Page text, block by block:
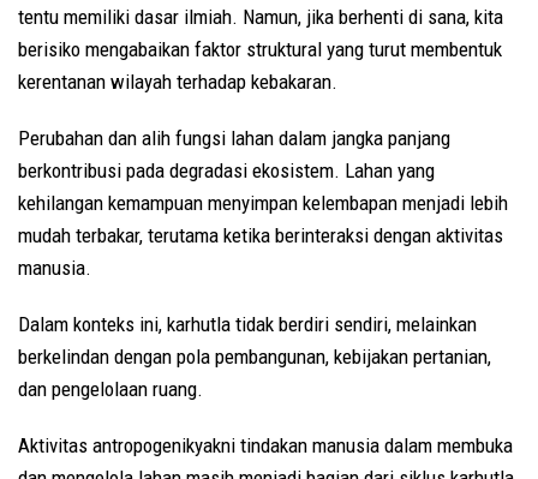
tentu memiliki dasar ilmiah. Namun, jika berhenti di sana, kita
berisiko mengabaikan faktor struktural yang turut membentuk
kerentanan wilayah terhadap kebakaran.
Perubahan dan alih fungsi lahan dalam jangka panjang
berkontribusi pada degradasi ekosistem. Lahan yang
kehilangan kemampuan menyimpan kelembapan menjadi lebih
mudah terbakar, terutama ketika berinteraksi dengan aktivitas
manusia.
Dalam konteks ini, karhutla tidak berdiri sendiri, melainkan
berkelindan dengan pola pembangunan, kebijakan pertanian,
dan pengelolaan ruang.
Aktivitas antropogenikyakni tindakan manusia dalam membuka